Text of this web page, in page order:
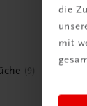
die
mit
9